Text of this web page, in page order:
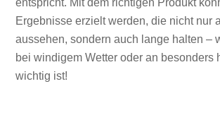
entspricht. Mit dem richtigen Produkt
Ergebnisse erzielt werden, die nicht nur
aussehen, sondern auch lange halten –
bei windigem Wetter oder an besonders
wichtig ist!